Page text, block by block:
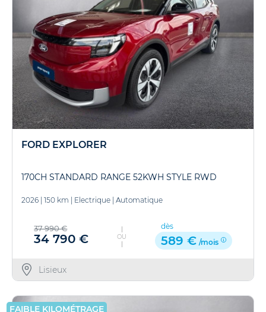
FORD EXPLORER
170CH STANDARD RANGE 52KWH STYLE RWD
2026 | 150 km | Electrique | Automatique
37 990 €
34 790 € OU
dès
589 € /mois
Lisieux
FAIBLE KILOMÉTRAGE